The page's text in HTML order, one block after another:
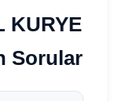
KURYE
Sorular